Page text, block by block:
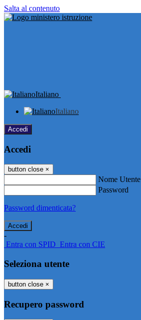
Salta al contenuto
Italiano
Italiano
Accedi
Accedi
button close ×
Nome Utente
Password
Password dimenticata?
-
Entra con SPID Entra con CIE
Seleziona utente
button close ×
Recupero password